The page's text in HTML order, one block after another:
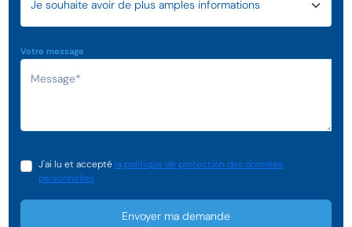
Votre message
J'ai lu et accepté la politique de protection des données
personnelles
Envoyer ma demande